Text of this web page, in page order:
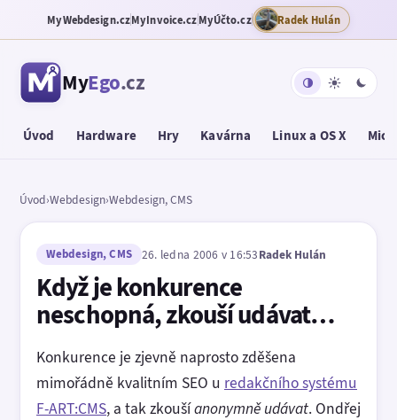
MyWebdesign.czMyInvoice.czMyÚčto.cz Radek Hulán
MyEgo.cz
Úvod Hardware Hry Kavárna Linux a OS X
Úvod›Webdesign›Webdesign, CMS
Webdesign, CMS 26. ledna 2006 v 16:53Radek Hulán
Když je konkurence
neschopná, zkouší udávat…
Konkurence je zjevně naprosto zděšena
mimořádně kvalitním SEO u redakčního systému
F-ART:CMS, a tak zkoušíanonymně udávat. Ondřej